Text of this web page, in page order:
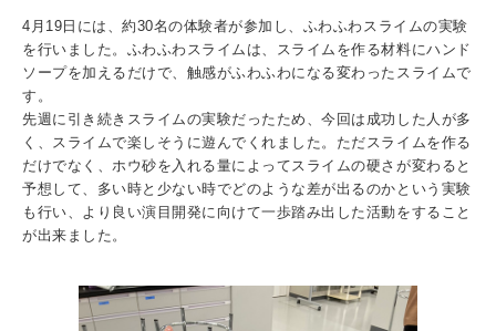
就職・キャリア
キャンパス
入試情報
受験生の方 在学生・保証人の方 卒業生の方
4月19日には、約30名の体験者が参加し、ふわふわスライムの実験
を行いました。ふわふわスライムは、スライムを作る材料にハンド
ソープを加えるだけで、触感がふわふわになる変わったスライムで
す。
先週に引き続きスライムの実験だったため、今回は成功した人が多
く、スライムで楽しそうに遊んでくれました。ただスライムを作る
だけでなく、ホウ砂を入れる量によってスライムの硬さが変わると
予想して、多い時と少ない時でどのような差が出るのかという実験
も行い、より良い演目開発に向けて一歩踏み出した活動をすること
が出来ました。